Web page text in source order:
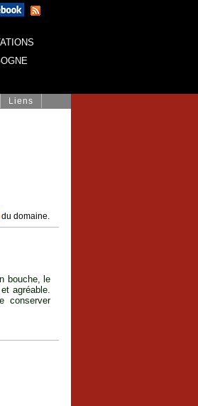
Liens
du domaine.
bouche, le
agréable.
conserver